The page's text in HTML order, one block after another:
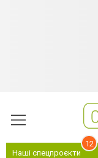
Наші спецпроєкти
12